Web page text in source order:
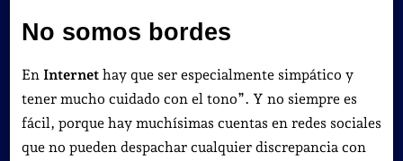
No somos bordes
En Internethay que ser especialmente simpático y
tener mucho cuidado con el tono”. Y no siempre es
fácil, porque hay muchísimas cuentas en redes sociales
que no pueden despachar cualquier discrepancia con